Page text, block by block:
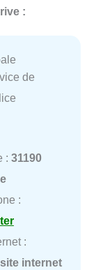
:
de
: 31190
:
:
internet